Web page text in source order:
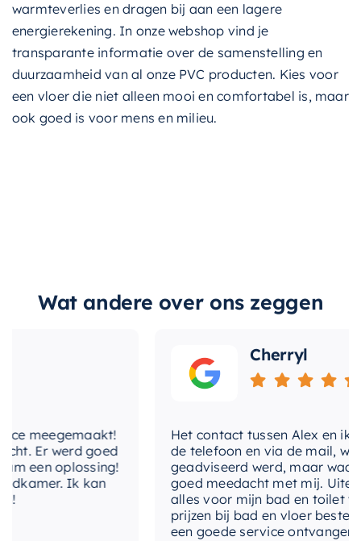
warmteverlies en dragen bij aan een lagere
energierekening. In onze webshop vind je
transparante informatie over de samenstelling en
duurzaamheid van al onze PVC producten. Kies voor
een vloer die niet alleen mooi en comfortabel is, maar
ook goed is voor mens en milieu.
Wat andere over ons zeggen
werd goed
oplossing!
Ik kan
Cherryl
Het contact tussen Alex en ik
de telefoon en via de mail,
geadviseerd werd, maar waarbij
goed meedacht met mij.
alles voor mijn bad en toilet voor
prijzen bij bad en vloer besteld. Ik
een goede service ontvangen.